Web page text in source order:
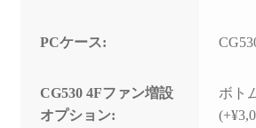
PCケース:
CG530 4Fファン増設
オプション:
ボト